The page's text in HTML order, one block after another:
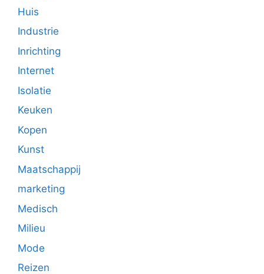
Huis
Industrie
Inrichting
Internet
Isolatie
Keuken
Kopen
Kunst
Maatschappij
marketing
Medisch
Milieu
Mode
Reizen